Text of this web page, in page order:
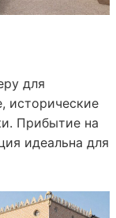
для
исторические
Прибытие на
идеальна для